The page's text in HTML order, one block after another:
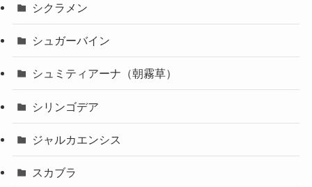
シクラメン
シュガーバイン
シュミティアーナ（朝霧草）
シリンゴデア
ジャルカエンシス
スカブラ